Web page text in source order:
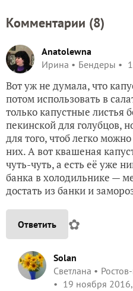
Комментарии (8)
Anatolewna
Ирина
Бендеры
Вот уж не думала, что
потом использовать в
только капустные листья
пекинской для голубцов,
для того, чтоб легко
них. А вот квашеная
чуть-чуть, а есть её уже
банка в холодильнике —
достать из банки и
Ответить ✿
Solan
Светлана
19 ноября